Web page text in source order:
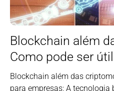
Blockchain além
Como pode ser
Blockchain além das
para empresas: A